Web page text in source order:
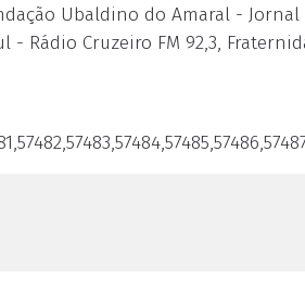
Ubaldino do Amaral - Jornal
Rádio Cruzeiro FM 92,3,